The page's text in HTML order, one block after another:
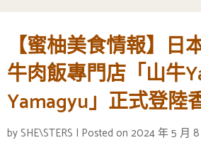
【蜜柚美食情報】日
牛肉飯專門店「山牛
Yamagyu」正式登陸
by SHE\STERS | Posted on 2024 年 5 月